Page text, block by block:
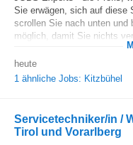
Sie erwägen, sich auf diese
scrollen Sie nach unten und
möglich, damit Sie nichts
heute
1 ähnliche Jobs: Kitzbühel
Servicetechniker/in /
Tirol und Vorarlberg